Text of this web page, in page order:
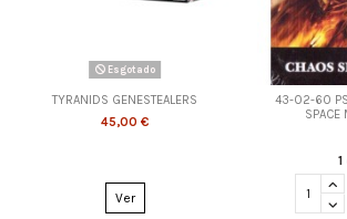
Esgotado
TYRANIDS GENESTEALERS
45,00 €
Ver
43-02-60
SPACE
1